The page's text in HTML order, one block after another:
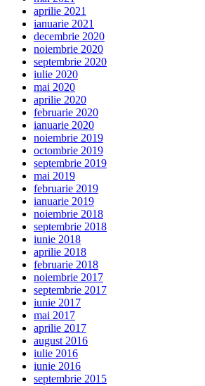
aprilie 2021
ianuarie 2021
decembrie 2020
noiembrie 2020
septembrie 2020
iulie 2020
mai 2020
aprilie 2020
februarie 2020
ianuarie 2020
noiembrie 2019
octombrie 2019
septembrie 2019
mai 2019
februarie 2019
ianuarie 2019
noiembrie 2018
septembrie 2018
iunie 2018
aprilie 2018
februarie 2018
noiembrie 2017
septembrie 2017
iunie 2017
mai 2017
aprilie 2017
august 2016
iulie 2016
iunie 2016
septembrie 2015